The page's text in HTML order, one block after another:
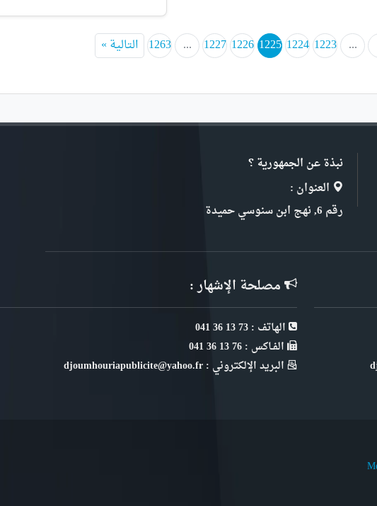
...
1223
1224
1225
1226
1227
...
1263 التالية »
نبذة عن الجمهورية ؟
العنوان :
رقم 6, نهج ابن سنوسي حميدة
مصلحة الإشهار :
الهاتف : 73 13 36 041
الفـاكس : 76 13 36 041
البريد الإلكتروني : djoumhouriapublicite@yahoo.fr